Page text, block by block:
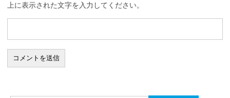
上に表示された文字を入力してください。